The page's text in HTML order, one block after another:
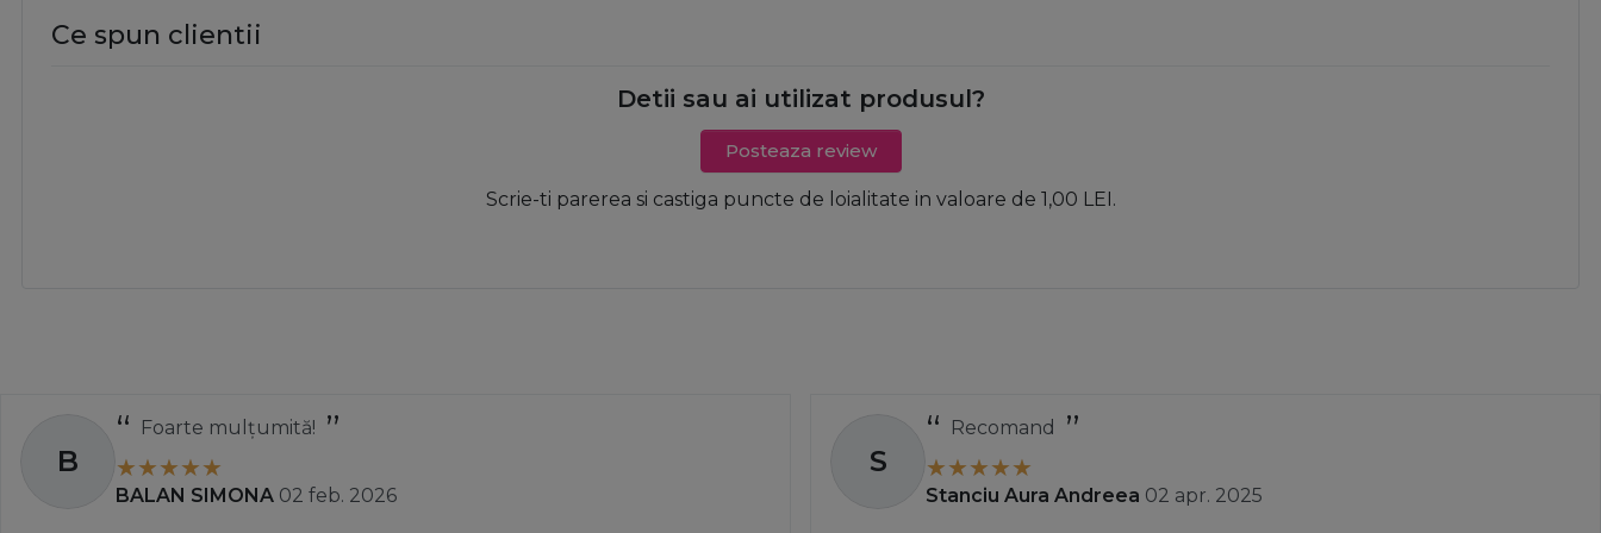
Ce spun clientii
Detii sau ai utilizat produsul?
Posteaza review
Scrie-ti parerea si castiga puncte de loialitate in valoare de 1,00 LEI.
B
Foarte mulțumită!
BALAN SIMONA 02 feb. 2026
S
Recomand
Stanciu Aura Andreea 02 apr. 2025